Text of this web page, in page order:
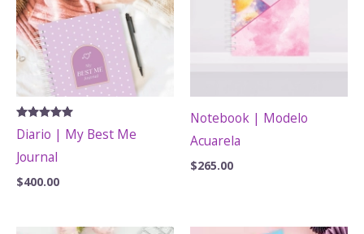
Valorado
con
de 5
Diario | My Best Me
Journal
$400.00
Notebook | Modelo
Acuarela
$265.00